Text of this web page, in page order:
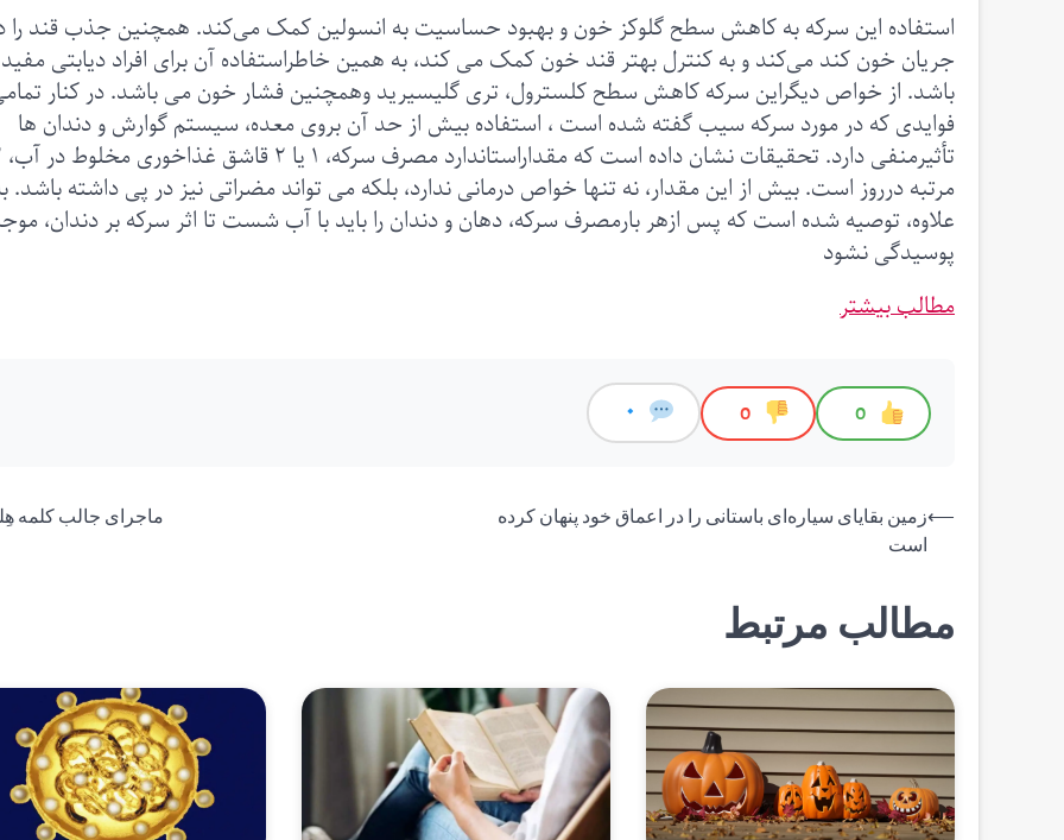
استفاده این سرکه به کاهش سطح گلوکز خون و بهبود حساسیت به انسولین کمک می‌کند. همچنین جذب قند را
جریان خون کند می‌کند و به کنترل بهتر قند خون کمک می کند، به همین خاطراستفاده آن برای افراد دیابتی
باشد. از خواص دیگراین سرکه کاهش سطح کلسترول، تری گلیسیرید وهمچنین فشار خون می باشد. در کنار
فوایدی که در مورد سرکه سیب گفته شده است ، استفاده بیش از حد آن بروی معده، سیستم گوارش و دندان ها
تأثیرمنفی
مرتبه درروز است. بیش از این مقدار، نه تنها خواص درمانی ندارد، بلکه می تواند مضراتی نیز در پی داشته باشد.
علاوه، توصیه شده است که پس ازهر بارمصرف سرکه، دهان و دندان را باید با آب شست تا اثر سرکه بر دندان،
پوسیدگی نشود
مطالب بیشتر
0
0
0
راهبری
نوشته
⟵زمین بقایای سیاره‌ای باستانی را در اعماق خود پنهان کرده
‌است
ماجرای جالب کلمه
مطالب مرتبط